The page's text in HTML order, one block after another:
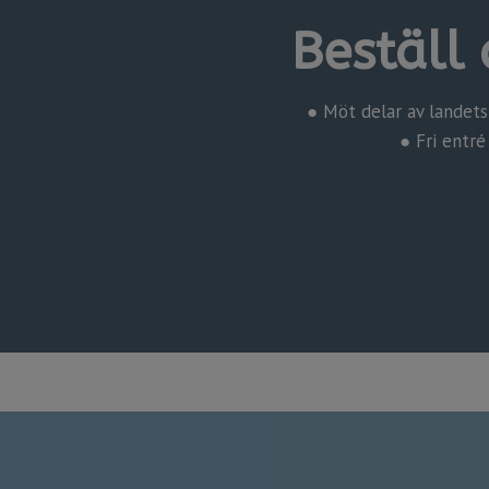
Beställ
● Möt delar av
● Fri